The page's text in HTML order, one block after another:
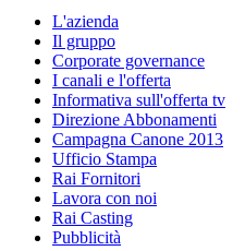
L'azienda
Il gruppo
Corporate governance
I canali e l'offerta
Informativa sull'offerta tv
Direzione Abbonamenti
Campagna Canone 2013
Ufficio Stampa
Rai Fornitori
Lavora con noi
Rai Casting
Pubblicità